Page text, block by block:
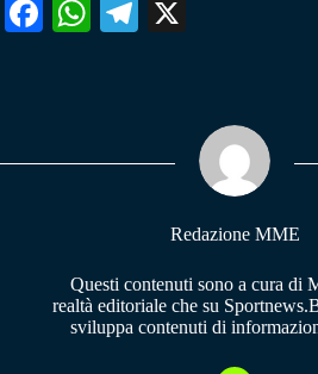
Fa W
pp
Te
m
Redazione MME
Questi contenuti sono a cura di
realtà editoriale che su
sviluppa contenuti di